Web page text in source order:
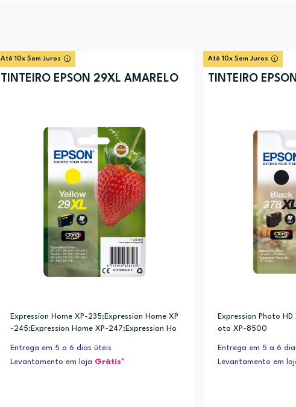
Até 10x Sem Juros
TINTEIRO EPSON 29XL AMARELO
Expression Home XP-235;Expression Home XP
-245;Expression Home XP-247;Expression Ho
Entrega em 5 a 6 dias úteis
Levantamento em loja Grátis*
Até 10x Sem Juros
TINTEIRO
Expression Photo
oto XP-8500
Entrega em 5 a 6
Levantamento em